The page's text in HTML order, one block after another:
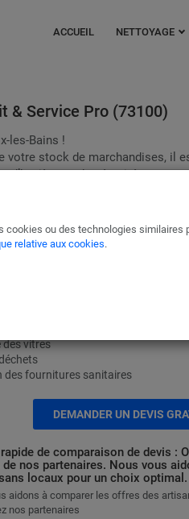
ACCUEIL NETTOYAGE
& Service Pro (73100)
les-Bains !
stock de marchandises, il
d’hygiène et de sécurité.
Qu’il s’agisse d’une
besoins.
à Aix-les-Bains
et aspiration des sols
des vitres
des fournitures sanitaires
DEMANDER UN DEVIS
de comparaison de devis :
de nos partenaires. Nous vous
locaux pour un choix optimal.
aidons à comparer les offres des
nos partenaires
ou des technologies
relative aux cookies.